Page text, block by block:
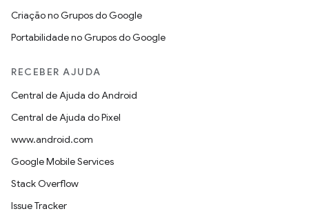
Criação no Grupos do Google
Portabilidade no Grupos do Google
RECEBER AJUDA
Central de Ajuda do Android
Central de Ajuda do Pixel
www.android.com
Google Mobile Services
Stack Overflow
Issue Tracker